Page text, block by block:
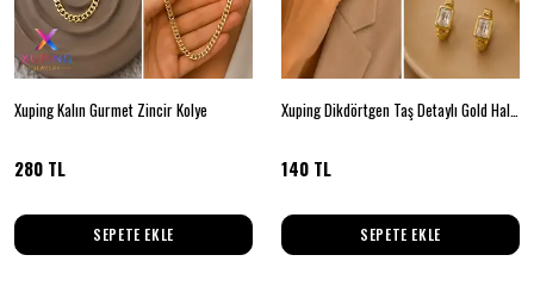
Xuping Kalın Gurmet Zincir Kolye
280 TL
SEPETE EKLE
Xuping Dikdörtgen Taş Detaylı Gold Halka Küpe
140 TL
SEPETE EKLE